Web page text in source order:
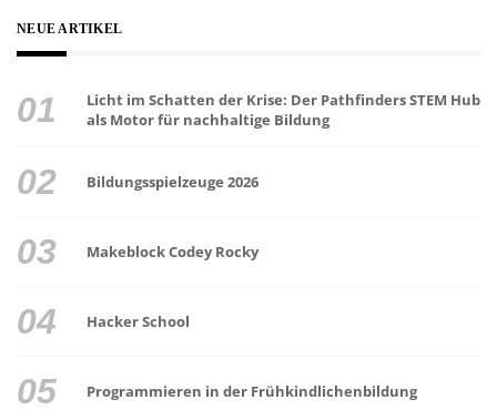
NEUE ARTIKEL
Licht im Schatten der Krise: Der Pathfinders STEM Hub
als Motor für nachhaltige Bildung
Bildungsspielzeuge 2026
Makeblock Codey Rocky
Hacker School
Programmieren in der Frühkindlichenbildung